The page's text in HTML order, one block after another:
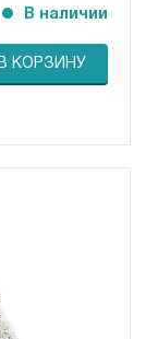
В наличии
В КОРЗИНУ